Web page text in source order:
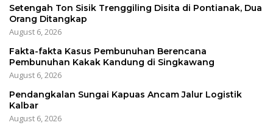
Setengah Ton Sisik Trenggiling Disita di Pontianak, Dua
Orang Ditangkap
August 6, 2026
Fakta-fakta Kasus Pembunuhan Berencana
Pembunuhan Kakak Kandung di Singkawang
August 6, 2026
Pendangkalan Sungai Kapuas Ancam Jalur Logistik
Kalbar
August 6, 2026